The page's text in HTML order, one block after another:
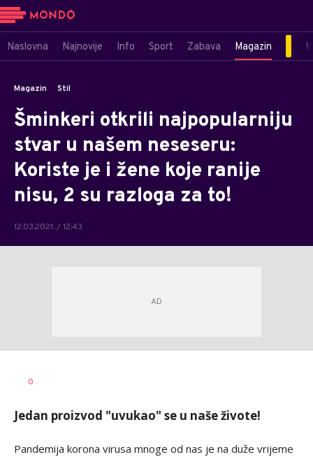
Naslovna Najnovije Info Sport Zabava Magazin
Magazin Stil
Šminkeri otkrili najpopularniju
stvar u našem neseseru:
Koriste je i žene koje ranije
nisu, 2 su razloga za to!
12.03.2021. / 12:43
AUTOR
0
Jedan proizvod "uvukao" se u naše živote!
Pandemija korona virusa mnoge od nas je na duže vrijeme